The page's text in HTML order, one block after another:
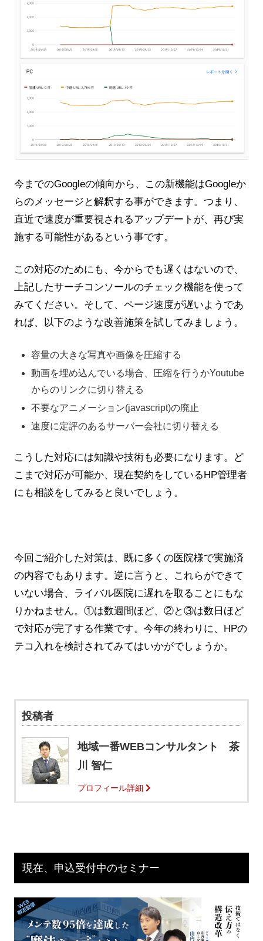
今までのGoogleの傾向から、この新機能はGoogleか
らのメッセージと解釈する事ができます。つまり、
直近で速度が重要視されるアップデートが、再び実
施する可能性があるという事です。
この対応のためにも、今からでも遅くはないので、
上記したサーチコンソールのチェック機能を使って
みてください。そして、ページ速度が遅いようであ
れば、以下のような改善施策を試してみましょう。
容量の大きな写真や画像を圧縮する
動画を埋め込んでいる場合、圧縮を行うかYoutube
からのリンクに切り替える
不要なアニメーション(javascript)の廃止
速度に定評のあるサーバー会社に切り替える
こうした対応には知識や技術も必要になります。ど
こまで対応が可能か、現在契約をしているHP管理者
にも相談をしてみると良いでしょう。
今回ご紹介した対策は、既に多くの医院様で実施済
の内容でもあります。逆に言うと、これらができて
いない場合、ライバル医院に遅れを取ることにもな
りかねません。①は数週間ほど、②と③は数日ほど
で対応が完了する作業です。今年の終わりに、HPの
テコ入れを検討されてみてはいかがでしょうか。
投稿者
地域一番WEBコンサルタント 茶
川 智仁
プロフィール詳細
現在、申込受付中のセミナー